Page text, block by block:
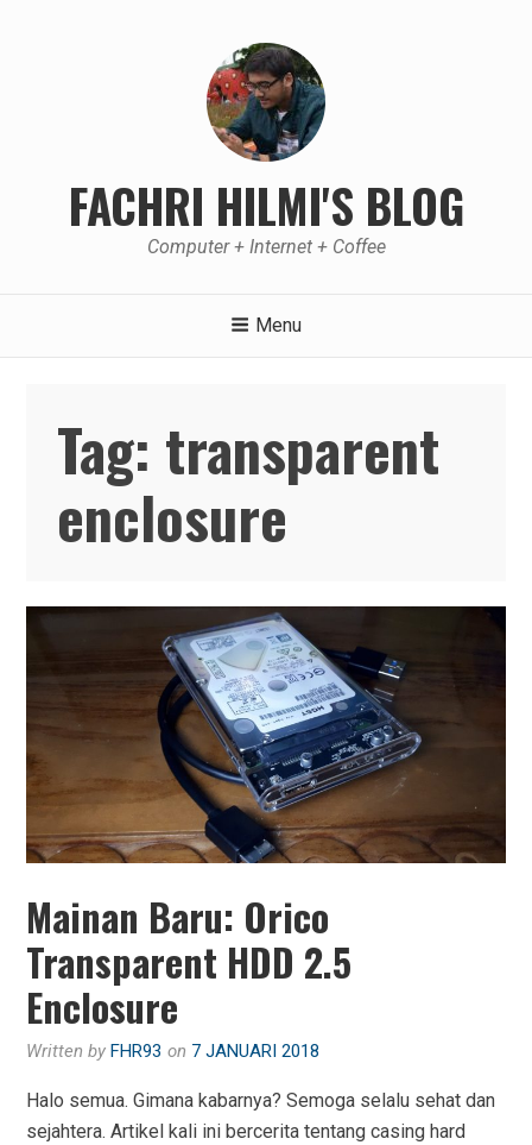
FACHRI HILMI'S BLOG
Computer + Internet + Coffee
Menu
Tag: transparent
enclosure
Mainan Baru: Orico
Transparent HDD 2.5
Enclosure
Written byFHR93 on 7 JANUARI 2018
Halo semua. Gimana kabarnya? Semoga selalu sehat dan
sejahtera. Artikel kali ini bercerita tentang casing hard